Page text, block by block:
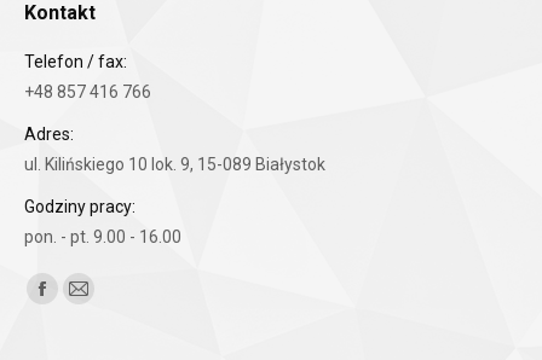
Kontakt
Telefon / fax:
+48 857 416 766
Adres:
ul. Kilińskiego 10 lok. 9, 15-089 Białystok
Godziny pracy:
pon. - pt. 9.00 - 16.00
Znajdź nas na:
Facebook
Mail